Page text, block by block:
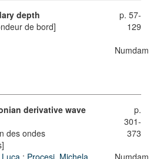
depth
de bord]
p. 57-
129
Numdam
derivative wave
des ondes
; Procesi, Michela
p.
301-
373
Numdam